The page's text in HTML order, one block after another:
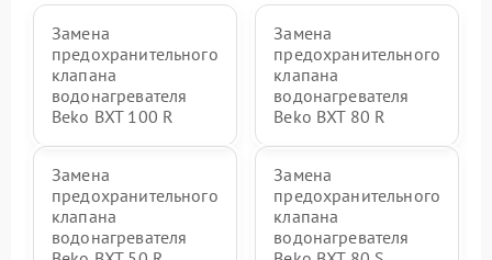
Замена
предохранительного
клапана
водонагревателя
Beko BXT 100 R
Замена
предохранительного
клапана
водонагревателя
Beko BXT 80 R
Замена
предохранительного
клапана
водонагревателя
Замена
предохранительного
клапана
водонагревателя